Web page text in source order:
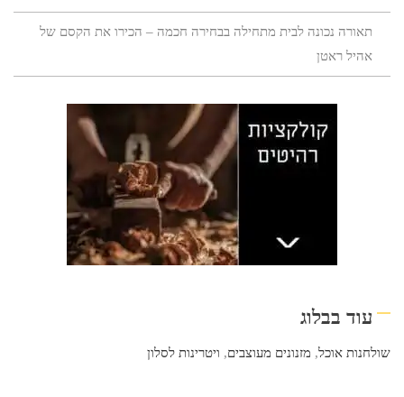
תאורה נכונה לבית מתחילה בבחירה חכמה – הכירו את הקסם של
אהיל ראטן
עוד בבלוג
שולחנות אוכל, מזנונים מעוצבים, ויטרינות לסלון